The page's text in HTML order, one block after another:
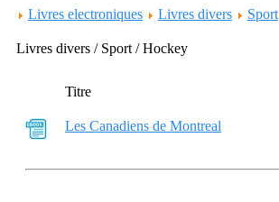
Livres electroniques Livres divers Sport
Livres divers / Sport / Hockey
Titre
Les Canadiens de Montreal